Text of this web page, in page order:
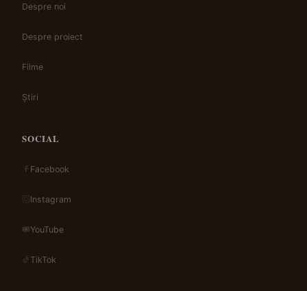
Despre noi
Despre proiect
Filme
Știri
SOCIAL
Facebook
Instagram
YouTube
TikTok